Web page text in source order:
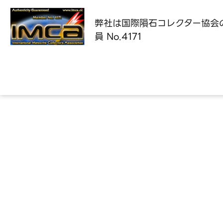
弊社は国際隕石コレクター協会
員 No.4171